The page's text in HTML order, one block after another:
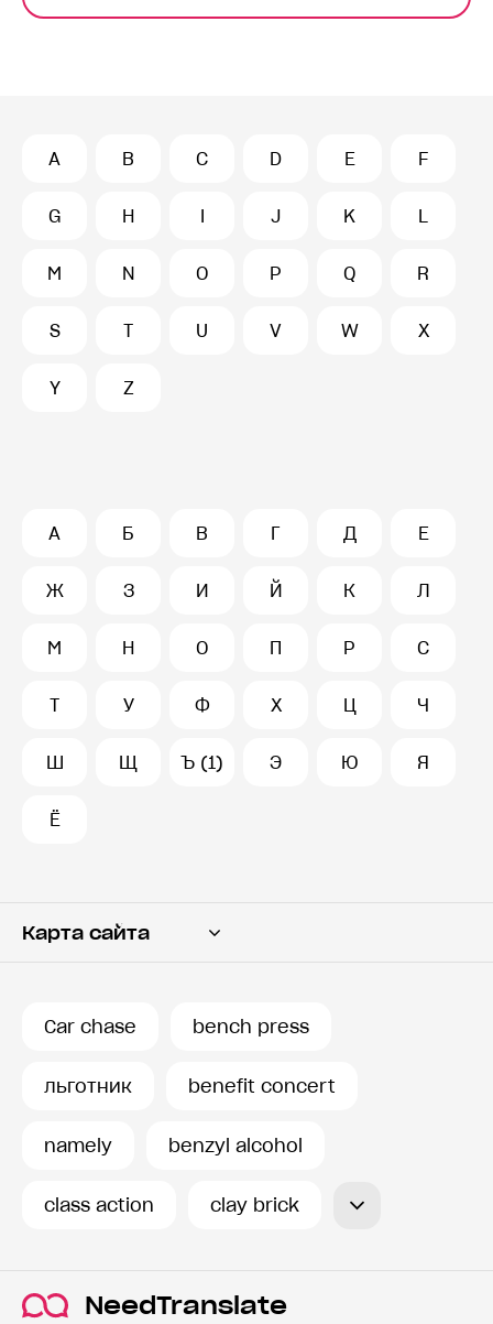
A B C D E F
G H I J K L
M N O P Q R
S T U V W X
Y Z
А Б В Г Д Е
Ж З И Й К Л
М Н О П Р С
Т У Ф Х Ц Ч
Ш Щ Ъ (1) Э Ю Я
Ё
Карта сайта
Car chase bench press
льготник benefit concert
namely benzyl alcohol
class action clay brick
NeedTranslate